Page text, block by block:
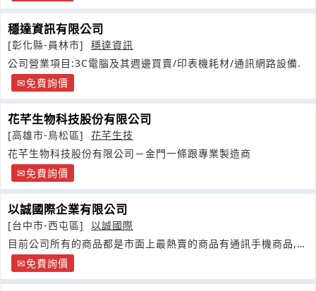
穩達資訊有限公司
[彰化縣-員林市]
穩達資訊
公司營業項目:3C電腦及其週邊買賣/印表機耗材/通訊網路設備.
免費詢價
花芊生物科技股份有限公司
[高雄市-鳥松區]
花芊生技
花芊生物科技股份有限公司－金門一條跟專業製造商
免費詢價
以誠國際企業有限公司
[台中市-西屯區]
以誠國際
目前公司所有的商品都是市面上最熱賣的商品有通訊手機商品,有
保健商品
免費詢價